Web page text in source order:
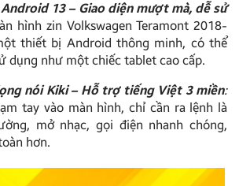
13 – Giao diện mượt mà, dễ sử
hình zin Volkswagen Teramont 2018-
thiết bị Android thông minh, có thể
dụng như một chiếc tablet cao cấp.
nói Kiki – Hỗ trợ tiếng Việt 3 miền:
tay vào màn hình, chỉ cần ra lệnh là
mở nhạc, gọi điện nhanh chóng,
hơn.